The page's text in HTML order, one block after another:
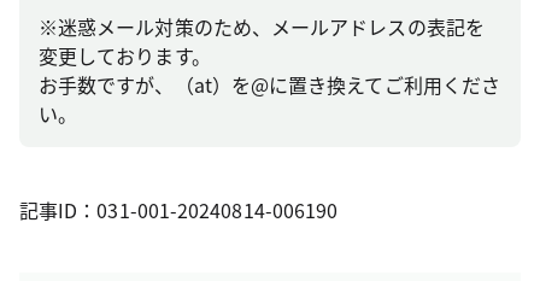
※迷惑メール対策のため、メールアドレスの表記を
変更しております。
お手数ですが、（at）を@に置き換えてご利用くださ
い。
記事ID：031-001-20240814-006190